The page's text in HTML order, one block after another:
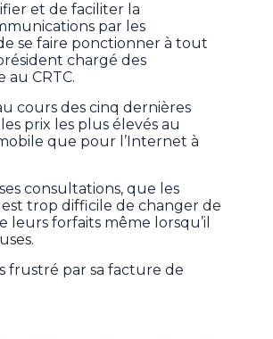
et de faciliter la
par les
se faire ponctionner à tout
chargé des
au CRTC.
cours des cinq dernières
prix les plus élevés au
que pour l’Internet à
consultations, que les
trop difficile de changer de
leurs forfaits même lorsqu’il
frustré par sa facture de